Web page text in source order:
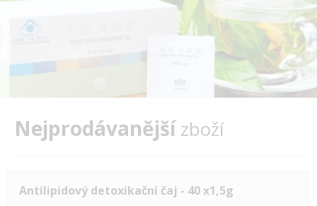
Nejprodávanějšízboží
Antilipidový detoxikační čaj - 40 x1,5g